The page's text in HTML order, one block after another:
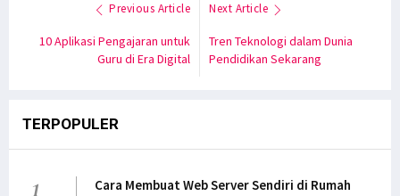
Previous Article
10 Aplikasi Pengajaran untuk
Guru di Era Digital
Next Article
Tren Teknologi dalam Dunia
Pendidikan Sekarang
TERPOPULER
1
Cara Membuat Web Server Sendiri di Rumah